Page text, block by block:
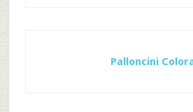
Palloncini